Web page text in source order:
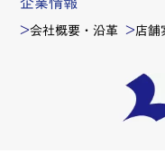
会社概要・沿革 店舗